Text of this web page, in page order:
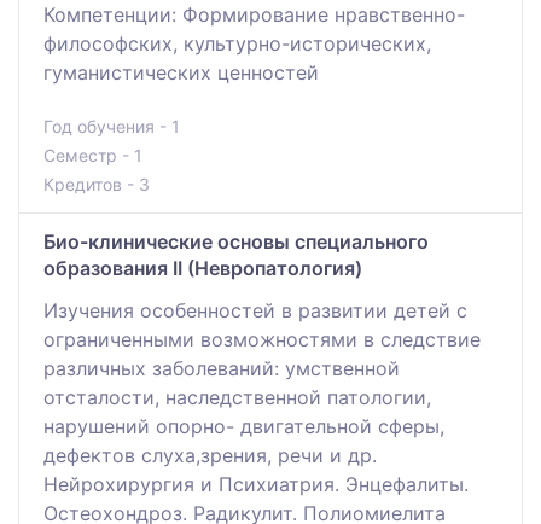
Компетенции: Формирование нравственно-
философских, культурно-исторических,
гуманистических ценностей
Год обучения - 1
Семестр - 1
Кредитов - 3
Био-клинические основы специального
образования ІІ (Невропатология)
Изучения особенностей в развитии детей с
ограниченными возможностями в следствие
различных заболеваний: умственной
отсталости, наследственной патологии,
нарушений опорно- двигательной сферы,
дефектов слуха,зрения, речи и др.
Нейрохирургия и Психиатрия. Энцефалиты.
Остеохондроз. Радикулит. Полиомиелита